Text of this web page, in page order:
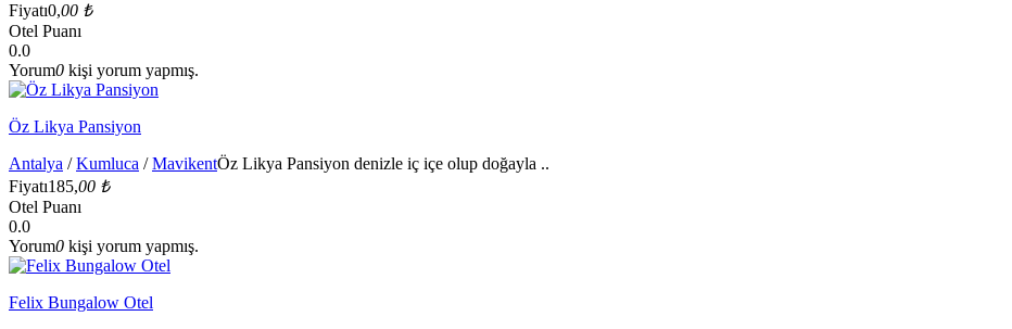
Fiyatı0,00 ₺
Otel Puanı
0.0
Yorum0 kişi yorum yapmış.
Öz Likya Pansiyon
Antalya /Kumluca /MavikentÖz Likya Pansiyon denizle iç içe olup doğayla ..
Fiyatı185,00 ₺
Otel Puanı
0.0
Yorum0 kişi yorum yapmış.
Felix Bungalow Otel